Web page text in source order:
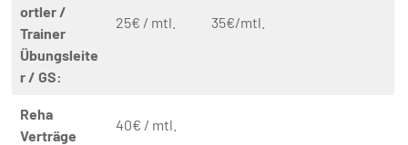
ortler /
Trainer
Übungsleite
r / GS:
25€ / mtl. 35€/mtl.
Reha
Verträge
40€ / mtl.